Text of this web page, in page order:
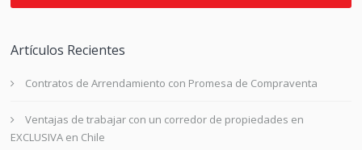
Artículos Recientes
Contratos de Arrendamiento con Promesa de Compraventa
Ventajas de trabajar con un corredor de propiedades en
EXCLUSIVA en Chile